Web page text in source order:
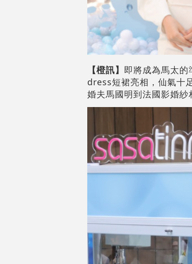
【橙訊】 即將成為馬太
dress短裙亮相，仙氣十
婚夫馬國明到法國影婚紗